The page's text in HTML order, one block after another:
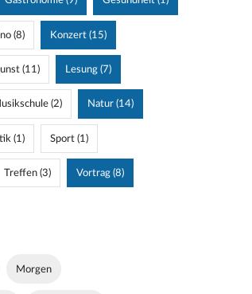
(8) Konzert (15)
(11) Lesung (7)
(2) Natur (14)
(1) Sport (1)
Treffen (3) Vortrag (8)
Morgen